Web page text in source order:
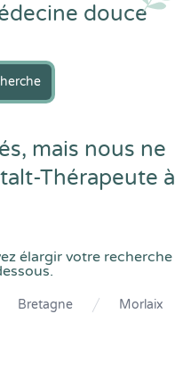
douce
mais nous ne
Thérapeute à
élargir votre recherche
Bretagne Morlaix